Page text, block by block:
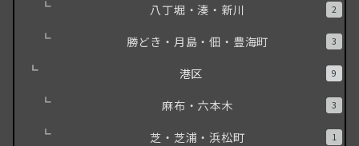
八丁堀・湊・新川 2
勝どき・月島・佃・豊海町 3
港区 9
麻布・六本木 3
芝・芝浦・浜松町 1